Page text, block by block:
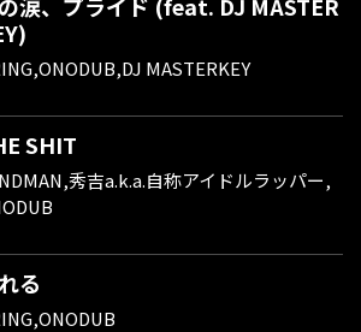
MASTERKEY
SHIT
秀吉a.k.a.自称アイドルラッパー,
る